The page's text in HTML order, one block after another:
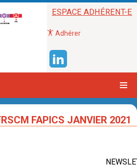
ESPACE ADHÉRENT-E
Adhérer
FAPICS JANVIER 2021